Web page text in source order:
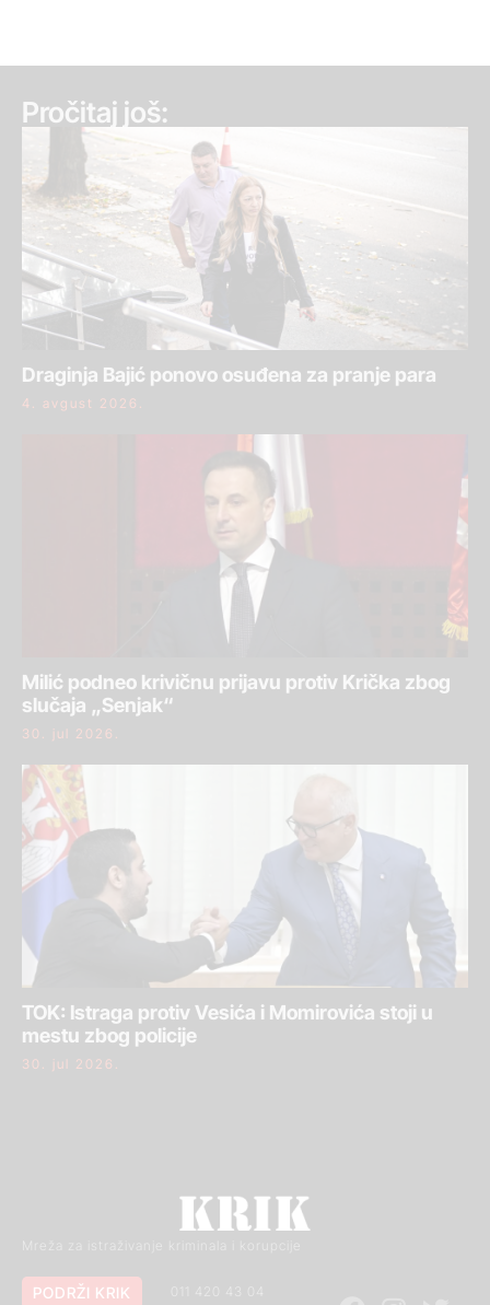
Pročitaj još:
Draginja Bajić ponovo osuđena za pranje para
4. avgust 2026.
Milić podneo krivičnu prijavu protiv Krička zbog
slučaja „Senjak“
30. jul 2026.
TOK: Istraga protiv Vesića i Momirovića stoji u
mestu zbog policije
30. jul 2026.
Mreža za istraživanje kriminala i korupcije
011 420 43 04
PODRŽI KRIK